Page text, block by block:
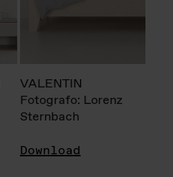
VALENTIN
Fotografo: Lorenz
Sternbach
Download